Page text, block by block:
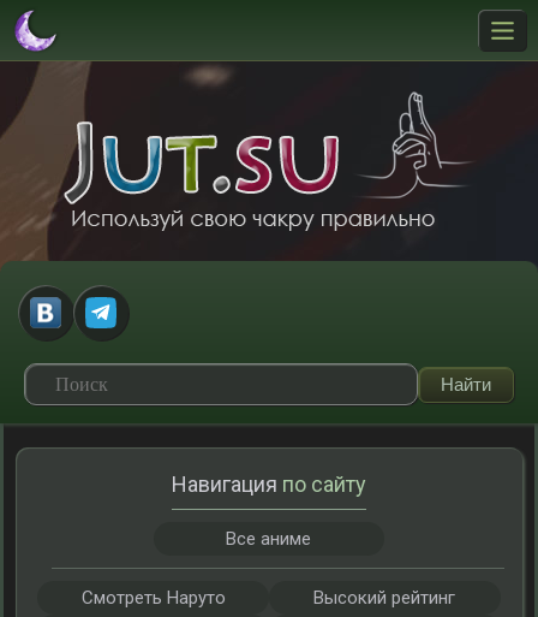
Навигация по сайту
Все аниме
Смотреть Наруто
Высокий рейтинг